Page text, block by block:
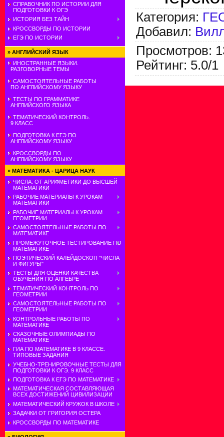
СПРАВОЧНИК ПО ИСТОРИИ ДЛЯ
ПОДГОТОВКИ К ОГЭ
ИСТОРИЯ БЕЗ ТАЙН
КРОССВОРДЫ ПО ИСТОРИИ
ЕГЭ ПО ИСТОРИИ
» АНГЛИЙСКИЙ ЯЗЫК
ИНОСТРАННЫЕ ЯЗЫКИ.
РАЗГОВОРНЫЕ ТЕМЫ
САМОСТОЯТЕЛЬНЫЕ РАБОТЫ
ПО АНГЛИЙСКОМУ ЯЗЫКУ
ТЕСТЫ ПО ГРАММАТИКЕ
АНГЛИЙСКОГО ЯЗЫКА
ТЕМАТИЧЕСКИЙ КОНТРОЛЬ.
9 КЛАСС
ПОДГОТОВКА К ЕГЭ ПО
АНГЛИЙСКОМУ ЯЗЫКУ
КРОССВОРДЫ ПО
АНГЛИЙСКОМУ ЯЗЫКУ
» МАТЕМАТИКА - ЦАРИЦА НАУК
ЧИСЛА: ОТ АРИФМЕТИКИ ДО ВЫСШЕЙ
МАТЕМАТИКИ
РАБОЧИЕ МАТЕРИАЛЫ К УРОКАМ
МАТЕМАТИКИ
РАБОЧИЕ МАТЕРИАЛЫ К УРОКАМ
ГЕОМЕТРИИ
САМОСТОЯТЕЛЬНЫЕ РАБОТЫ ПО
МАТЕМАТИКЕ
ПРОМЕЖУТОЧНОЕ ТЕСТИРОВАНИЕ ПО
МАТЕМАТИКЕ
ПОЭТИЧЕСКИЙ КАЛЕЙДОСКОП "ЧИСЛА
И ФИГУРЫ"
ТЕСТЫ ДЛЯ ОЦЕНКИ КАЧЕСТВА
ОБУЧЕНИЯ ПО АЛГЕБРЕ
ТЕМАТИЧЕСКИЙ КОНТРОЛЬ ПО
ГЕОМЕТРИИ
САМОСТОЯТЕЛЬНЫЕ РАБОТЫ ПО
ГЕОМЕТРИИ
КОНТРОЛЬНЫЕ РАБОТЫ ПО
МАТЕМАТИКЕ
СКАЗОЧНЫЕ ОЛИМПИАДЫ ПО
МАТЕМАТИКЕ
ГИА ПО МАТЕМАТИКЕ В 9 КЛАССЕ.
ТИПОВЫЕ ЗАДАНИЯ
УЧЕБНО-ТРЕНИРОВОЧНЫЕ ТЕСТЫ ДЛЯ
ПОДГОТОВКИ К ОГЭ. 9 КЛАСС
ПОДГОТОВКА К ЕГЭ ПО МАТЕМАТИКЕ
МАТЕМАТИЧЕСКАЯ СОСТАВЛЯЮЩАЯ
ВСЕХ ДОСТИЖЕНИЙ ЦИВИЛИЗАЦИИ
МАТЕМАТИЧЕСКИЙ КРУЖОК В ШКОЛЕ
ЗАДАЧКИ ОТ ГРИГОРИЯ ОСТЕРА
КРОССВОРДЫ ПО МАТЕМАТИКЕ
Категория:
Добавил:
Просмотров:
Рейтинг: 5.0/1